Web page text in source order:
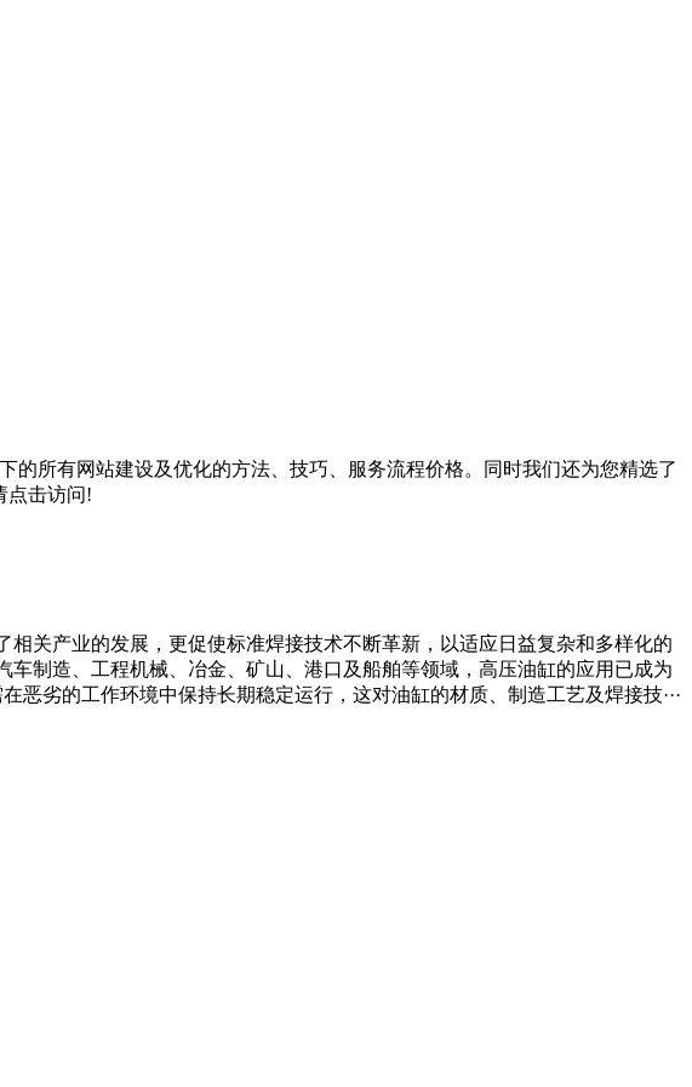
下的所有网站建设及优化的方法、技巧、服务流程价格。同时我们还为您精选了
点击访问!
关产业的发展，更促使标准焊接技术不断革新，以适应日益复杂和多样化的
制造、工程机械、冶金、矿山、港口及船舶等领域，高压油缸的应用已成为
劣的工作环境中保持长期稳定运行，这对油缸的材质、制造工艺及焊接技···